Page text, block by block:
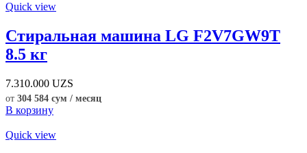
Quick view
Стиральная машина LG F2V7GW9T
8.5 кг
7.310.000 UZS
от 304 584 сум / месяц
В корзину
Quick view